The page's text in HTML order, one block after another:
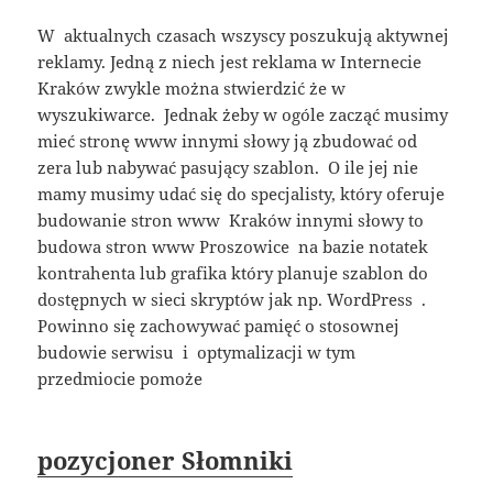
W aktualnych czasach wszyscy poszukują aktywnej
reklamy. Jedną z niech jest reklama w Internecie
Kraków zwykle można stwierdzić że w
wyszukiwarce. Jednak żeby w ogóle zacząć musimy
mieć stronę www innymi słowy ją zbudować od
zera lub nabywać pasujący szablon. O ile jej nie
mamy musimy udać się do specjalisty, który oferuje
budowanie stron www Kraków innymi słowy to
budowa stron www Proszowice na bazie notatek
kontrahenta lub grafika który planuje szablon do
dostępnych w sieci skryptów jak np. WordPress .
Powinno się zachowywać pamięć o stosownej
budowie serwisu i optymalizacji w tym
przedmiocie pomoże
pozycjoner Słomniki